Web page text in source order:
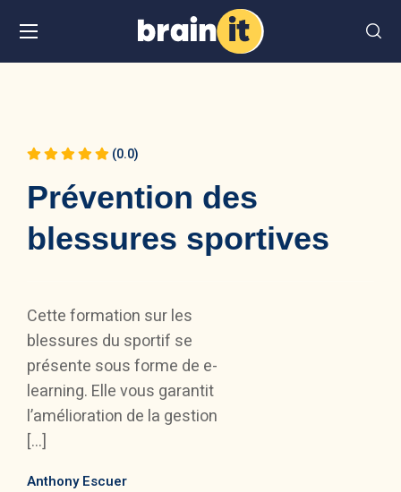
(0.0)
Prévention des
blessures sportives
Cette formation sur les
blessures du sportif se
présente sous forme de e-
learning. Elle vous garantit
l’amélioration de la gestion
[…]
Anthony Escuer